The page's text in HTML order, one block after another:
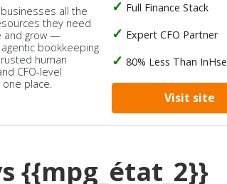
all the
they need
and grow —
bookkeeping
human
CFO-level
one place.
Full Finance Stack
Expert CFO Partner
80% Less Than InHse
Visit site
{{mpg_état_2}}